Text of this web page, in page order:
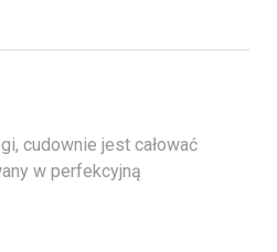
cudownie jest całować
w perfekcyjną